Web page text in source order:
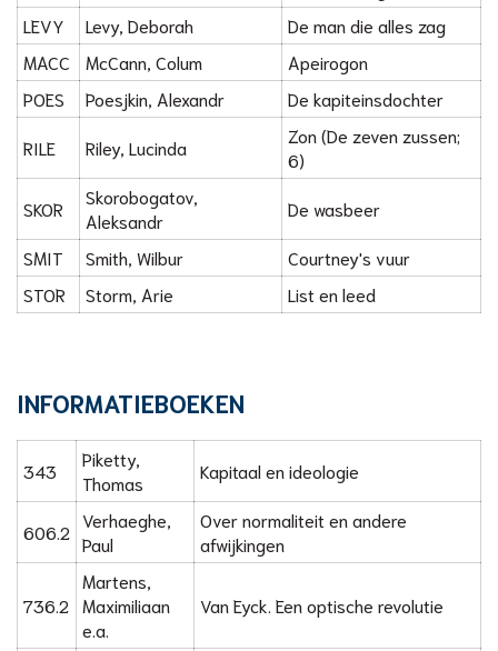
LEVY
Levy, Deborah
De man die alles zag
MACC
McCann, Colum
Apeirogon
POES
Poesjkin, Alexandr De kapiteinsdochter
RILE Riley, Lucinda
Zon (De zeven zussen;
6)
SKOR
Skorobogatov,
Aleksandr
De wasbeer
SMIT Smith, Wilbur
Courtney's vuur
STOR
Storm, Arie List en leed
INFORMATIEBOEKEN
343
Piketty,
Thomas
Kapitaal en ideologie
606.2
Verhaeghe,
Paul
Over normaliteit en andere
afwijkingen
736.2
Martens,
Maximiliaan
e.a.
Van Eyck. Een optische revolutie